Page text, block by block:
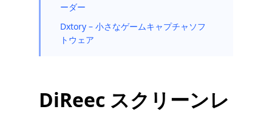
ーダー
Dxtory – 小さなゲームキャプチャソフ
トウェア
DiReec スクリーンレ